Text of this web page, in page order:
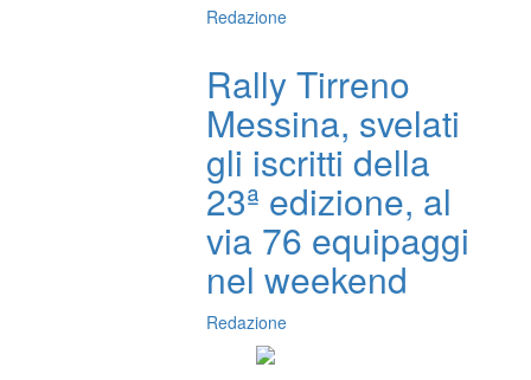
Redazione
Rally Tirreno
Messina, svelati
gli iscritti della
23ª edizione, al
via 76 equipaggi
nel weekend
Redazione